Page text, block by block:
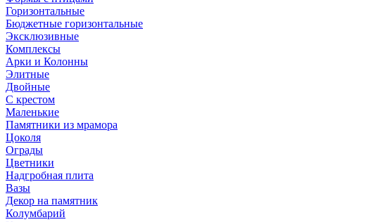
Горизонтальные
Бюджетные горизонтальные
Эксклюзивные
Комплексы
Арки и Колонны
Элитные
Двойные
С крестом
Маленькие
Памятники из мрамора
Цоколя
Ограды
Цветники
Надгробная плита
Вазы
Декор на памятник
Колумбарий